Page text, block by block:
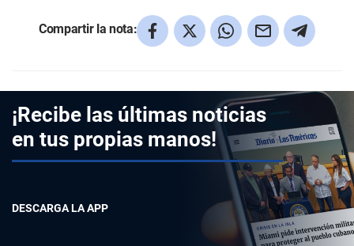
Compartir la nota:
¡Recibe las últimas noticias
en tus propias manos!
DESCARGA LA APP